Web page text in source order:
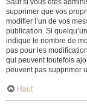
Sauf si vous êtes
supprimer que vos
modifier l’un de vos
publication. Si
indique le nombre de
pas pour les
qui peuvent toutefois
peuvent pas supprimer
Haut